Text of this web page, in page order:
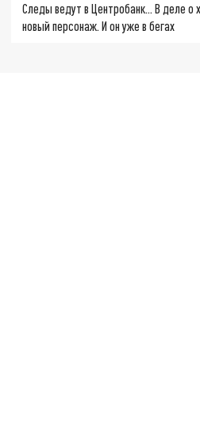
Следы ведут в Центробанк… В деле о
новый персонаж. И он уже в бегах